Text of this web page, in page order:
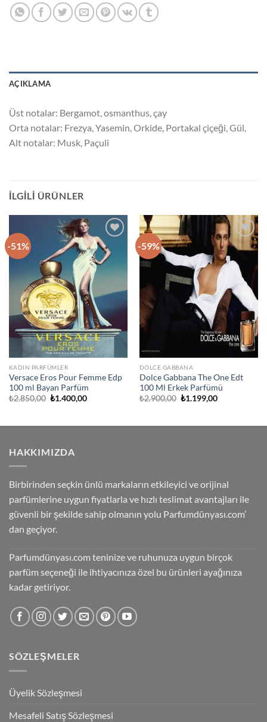
AÇIKLAMA
Üst notalar: Bergamot, osmanthus, çay
Orta notalar: Frezya, Yasemin, Orkide, Portakal çiçeği, Gül,
Alt notalar: Musk, Paçuli
İLGILI ÜRÜNLER
-51%
İstek
Listeme
Ekle
KADIN PARFÜMLER
Versace Eros Pour Femme Edp
100 ml Bayan Parfüm
₺2.850,00 Orijinal
₺1.400,00Şu
-59%
İstek
Listeme
Ekle
DOLCE GABBANA
Dolce Gabbana The One Edt
100 Ml Erkek Parfümü
₺2.900,00 Orijinal
₺1.199,00Şu
HAKKIMIZDA
Birbirinden seçkin ünlü markaların etkileyici ve orijinal
parfümlerine uygun fiyatlarla ve hızlı teslimat avantajları ile
güvenli bir şekilde sahip olmanın yolu Parfumdünyası.com’
dan geçiyor.
Parfumdünyası.com teninize ve ruhunuza uygun birçok
parfüm seçeneği ile ihtiyacınıza özel bu ürünleri ayağınıza
kadar getiriyor.
SÖZLEŞMELER
Üyelik Sözleşmesi
Mesafeli Satış Sözleşmesi